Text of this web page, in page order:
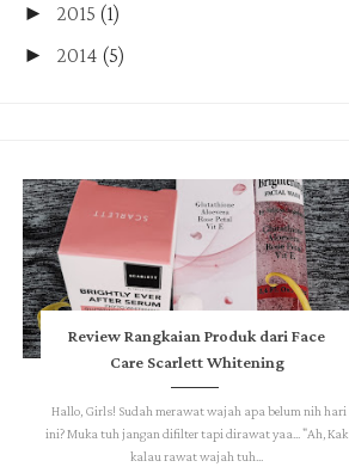
► 2015 (1)
► 2014 (5)
Review Rangkaian Produk dari Face
Care Scarlett Whitening
Hallo, Girls! Sudah merawat wajah apa belum nih hari
ini? Muka tuh jangan difilter tapi dirawat yaa... "Ah, Kak
kalau rawat wajah tuh...